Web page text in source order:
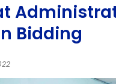
Bidding